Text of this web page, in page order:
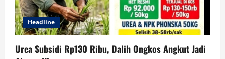
Headline
Urea Subsidi Rp130 Ribu, Dalih Ongkos Angkut Jadi